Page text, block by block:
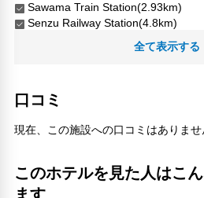
Sawama Train Station(2.93km)
Senzu Railway Station(4.8km)
Shimoizumi Railway
Shizuoka University of
Yui Railway Station(38.25km)
不動岳(12.86km)
土本駅(1.66km)
大井川ダム(1.6km)
全て表示する
口コミ
現在、この施設への口コミはありませ
このホテルを見た人はこ
ます